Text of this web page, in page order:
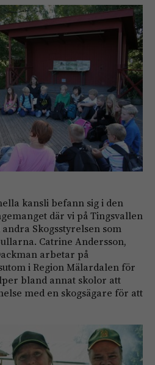
kansli befann sig i den
där vi på Tingsvallen
Skogsstyrelsen som
Catrine Andersson,
arbetar på
i Region Mälardalen för
bland annat skolor att
med en skogsägare för att